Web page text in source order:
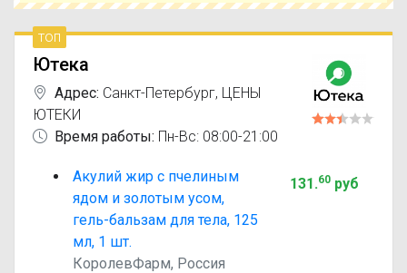
топ
Ютека
Адрес: Санкт-Петербург, ЦЕНЫ
ЮТЕКИ
Время работы: Пн-Вс: 08:00-21:00
Акулий жир с пчелиным
ядом и золотым усом,
гель-бальзам для тела, 125
мл, 1 шт.
КоролевФарм, Россия
131.60руб